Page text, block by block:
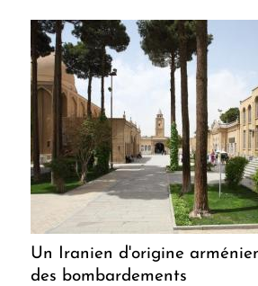
Un Iranien d'origine
des bombardements